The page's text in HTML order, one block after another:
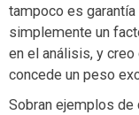
tampoco es
simplemente un
en el análisis, y
concede un peso
Sobran ejemplos de